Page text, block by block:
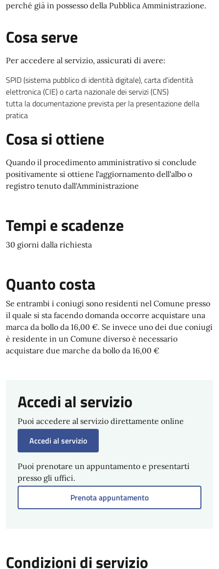
perché già in possesso della Pubblica Amministrazione.
Cosa serve
Per accedere al servizio, assicurati di avere:
SPID (sistema pubblico di identità digitale), carta d’identità
elettronica (CIE) o carta nazionale dei servizi (CNS)
tutta la documentazione prevista per la presentazione della
pratica
Cosa si ottiene
Quando il procedimento amministrativo si conclude
positivamente si ottiene l'aggiornamento dell'albo o
registro tenuto dall'Amministrazione
Tempi e scadenze
30 giorni dalla richiesta
Quanto costa
Se entrambi i coniugi sono residenti nel Comune presso
il quale si sta facendo domanda occorre acquistare una
marca da bollo da 16,00 €. Se invece uno dei due coniugi
è residente in un Comune diverso è necessario
acquistare due marche da bollo da 16,00 €
Accedi al servizio
Puoi accedere al servizio direttamente online
Accedi al servizio
Puoi prenotare un appuntamento e presentarti
presso gli uffici.
Prenota appuntamento
Condizioni di servizio